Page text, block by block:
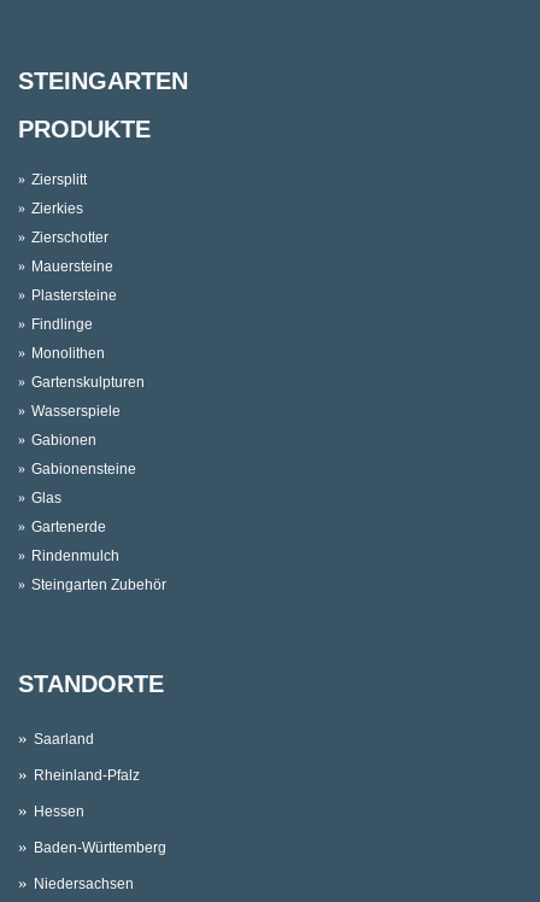
STEINGARTEN
PRODUKTE
Ziersplitt
Zierkies
Zierschotter
Mauersteine
Plastersteine
Findlinge
Monolithen
Gartenskulpturen
Wasserspiele
Gabionen
Gabionensteine
Glas
Gartenerde
Rindenmulch
Steingarten Zubehör
STANDORTE
Saarland
Rheinland-Pfalz
Hessen
Baden-Württemberg
Niedersachsen